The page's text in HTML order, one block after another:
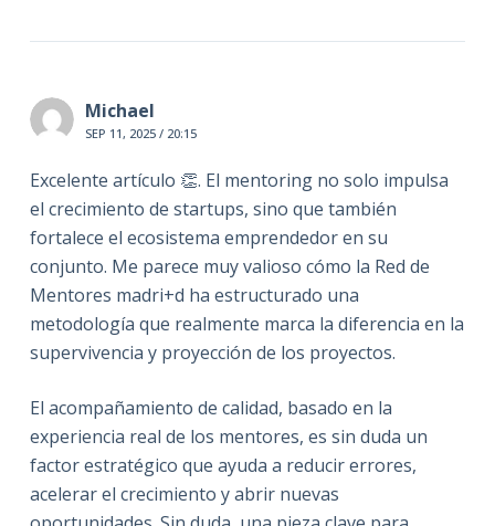
Michael
SEP 11, 2025 / 20:15
Excelente artículo 👏. El mentoring no solo impulsa
el crecimiento de startups, sino que también
fortalece el ecosistema emprendedor en su
conjunto. Me parece muy valioso cómo la Red de
Mentores madri+d ha estructurado una
metodología que realmente marca la diferencia en la
supervivencia y proyección de los proyectos.
El acompañamiento de calidad, basado en la
experiencia real de los mentores, es sin duda un
factor estratégico que ayuda a reducir errores,
acelerar el crecimiento y abrir nuevas